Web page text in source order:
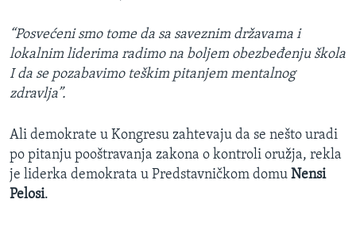
“Posvećeni smo tome da sa saveznim državama i
lokalnim liderima radimo na boljem obezbeđenju škola
I da se pozabavimo teškim pitanjem mentalnog
zdravlja”.
Ali demokrate u Kongresu zahtevaju da se nešto uradi
po pitanju pooštravanja zakona o kontroli oružja, rekla
je liderka demokrata u Predstavničkom domu Nensi
Pelosi.